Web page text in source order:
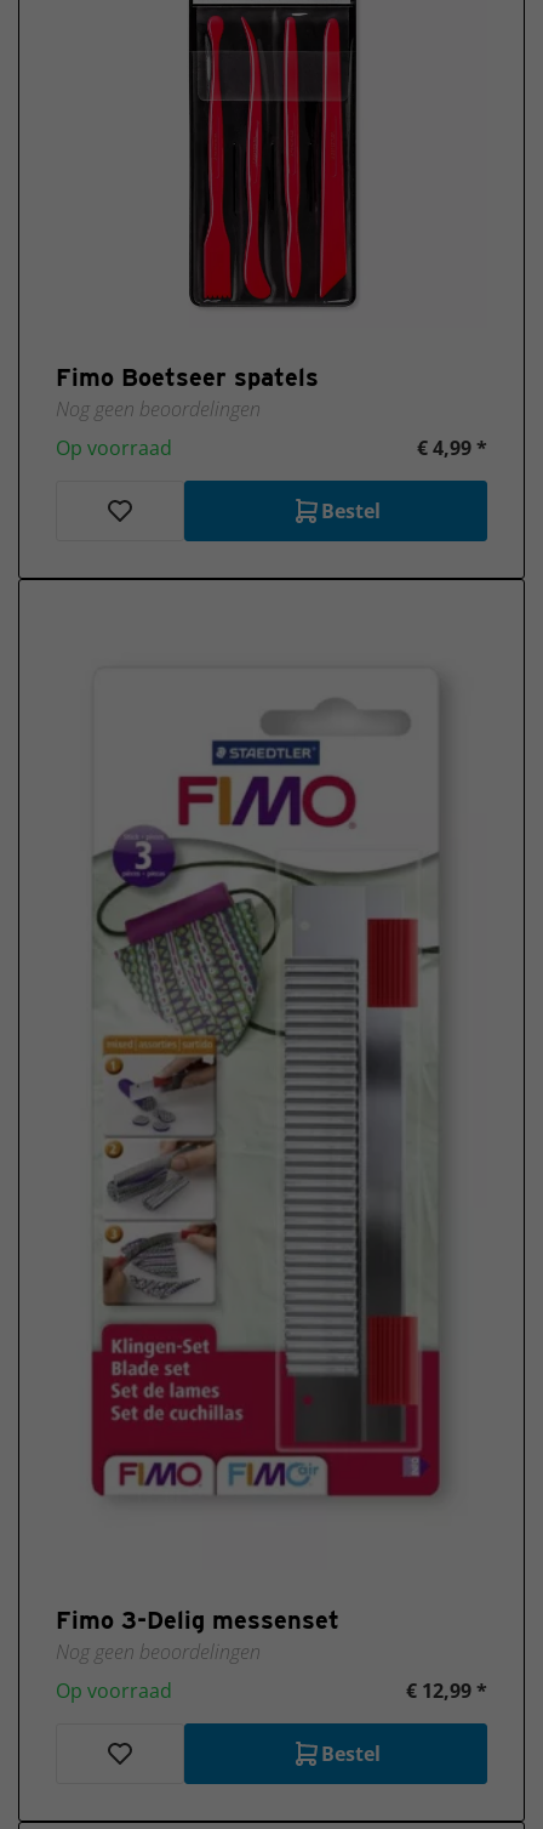
Fimo Boetseer spatels
Nog geen beoordelingen
Op voorraad
€ 4,99 *
Bestel
Fimo 3-Delig messenset
Nog geen beoordelingen
Op voorraad
€ 12,99 *
Bestel